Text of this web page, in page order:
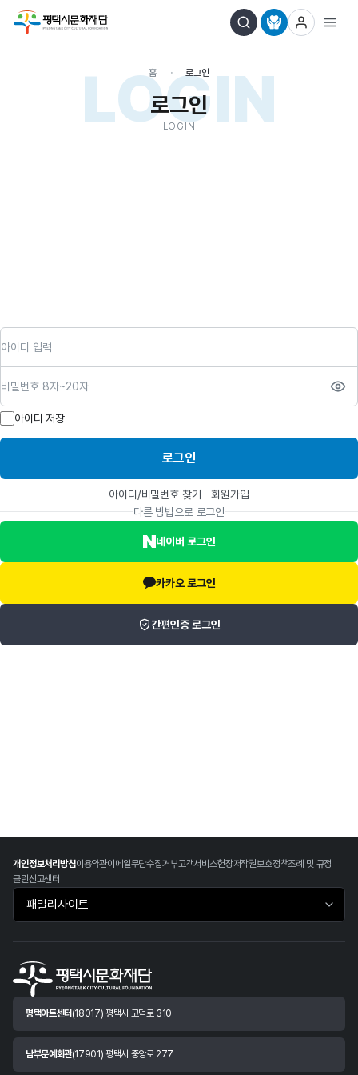
LOGIN
홈 로그인
로그인
LOGIN
아이디 저장
로그인
아이디/비밀번호 찾기
회원가입
다른 방법으로 로그인
네이버 로그인
카카오 로그인
간편인증 로그인
개인정보처리방침이용약관이메일무단수집거부고객서비스헌장저작권보호정책조례 및 규정
클린신고센터
패밀리사이트 바로가기
평택아트센터 (18017) 평택시 고덕로 310
남부문예회관(17901) 평택시 중앙로 277